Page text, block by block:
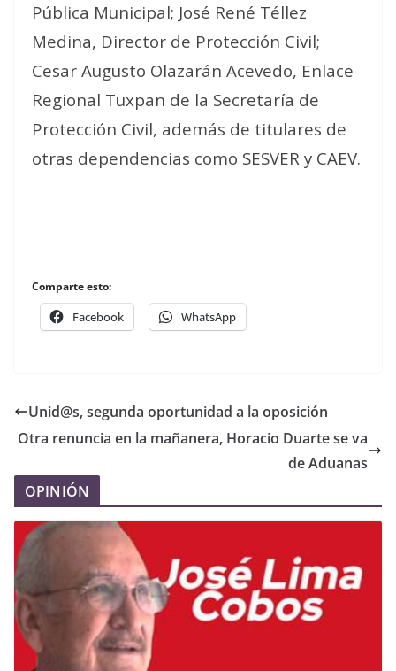
Pública Municipal; José René Téllez
Medina, Director de Protección Civil;
Cesar Augusto Olazarán Acevedo, Enlace
Regional Tuxpan de la Secretaría de
Protección Civil, además de titulares de
otras dependencias como SESVER y CAEV.
Comparte esto:
Facebook WhatsApp
Unid@s, segunda oportunidad a la oposición
Otra renuncia en la mañanera, Horacio Duarte se va
de Aduanas
OPINIÓN